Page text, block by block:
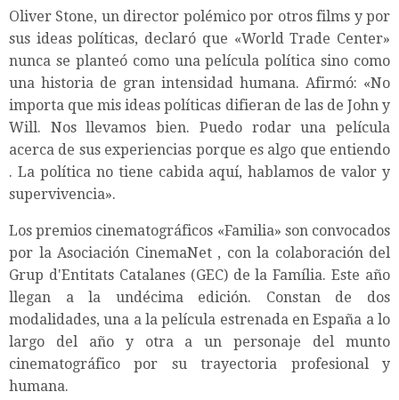
Oliver Stone, un director polémico por otros films y por
sus ideas políticas, declaró que «World Trade Center»
nunca se planteó como una película política sino como
una historia de gran intensidad humana. Afirmó: «No
importa que mis ideas políticas difieran de las de John y
Will. Nos llevamos bien. Puedo rodar una película
acerca de sus experiencias porque es algo que entiendo
. La política no tiene cabida aquí, hablamos de valor y
supervivencia».
Los premios cinematográficos «Familia» son convocados
por la Asociación CinemaNet , con la colaboración del
Grup d'Entitats Catalanes (GEC) de la Família. Este año
llegan a la undécima edición. Constan de dos
modalidades, una a la película estrenada en España a lo
largo del año y otra a un personaje del munto
cinematográfico por su trayectoria profesional y
humana.